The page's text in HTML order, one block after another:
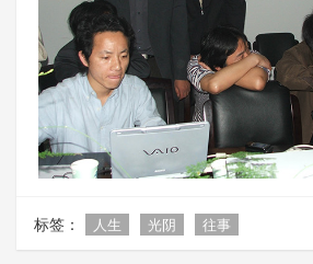
标签： 人生 光阴 往事